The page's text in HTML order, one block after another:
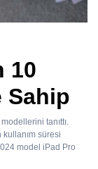
10
Sahip
tanıttı.
süresi
model iPad Pro